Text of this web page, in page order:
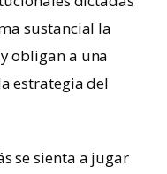
sustancial la
obligan a una
estrategia del
se sienta a jugar